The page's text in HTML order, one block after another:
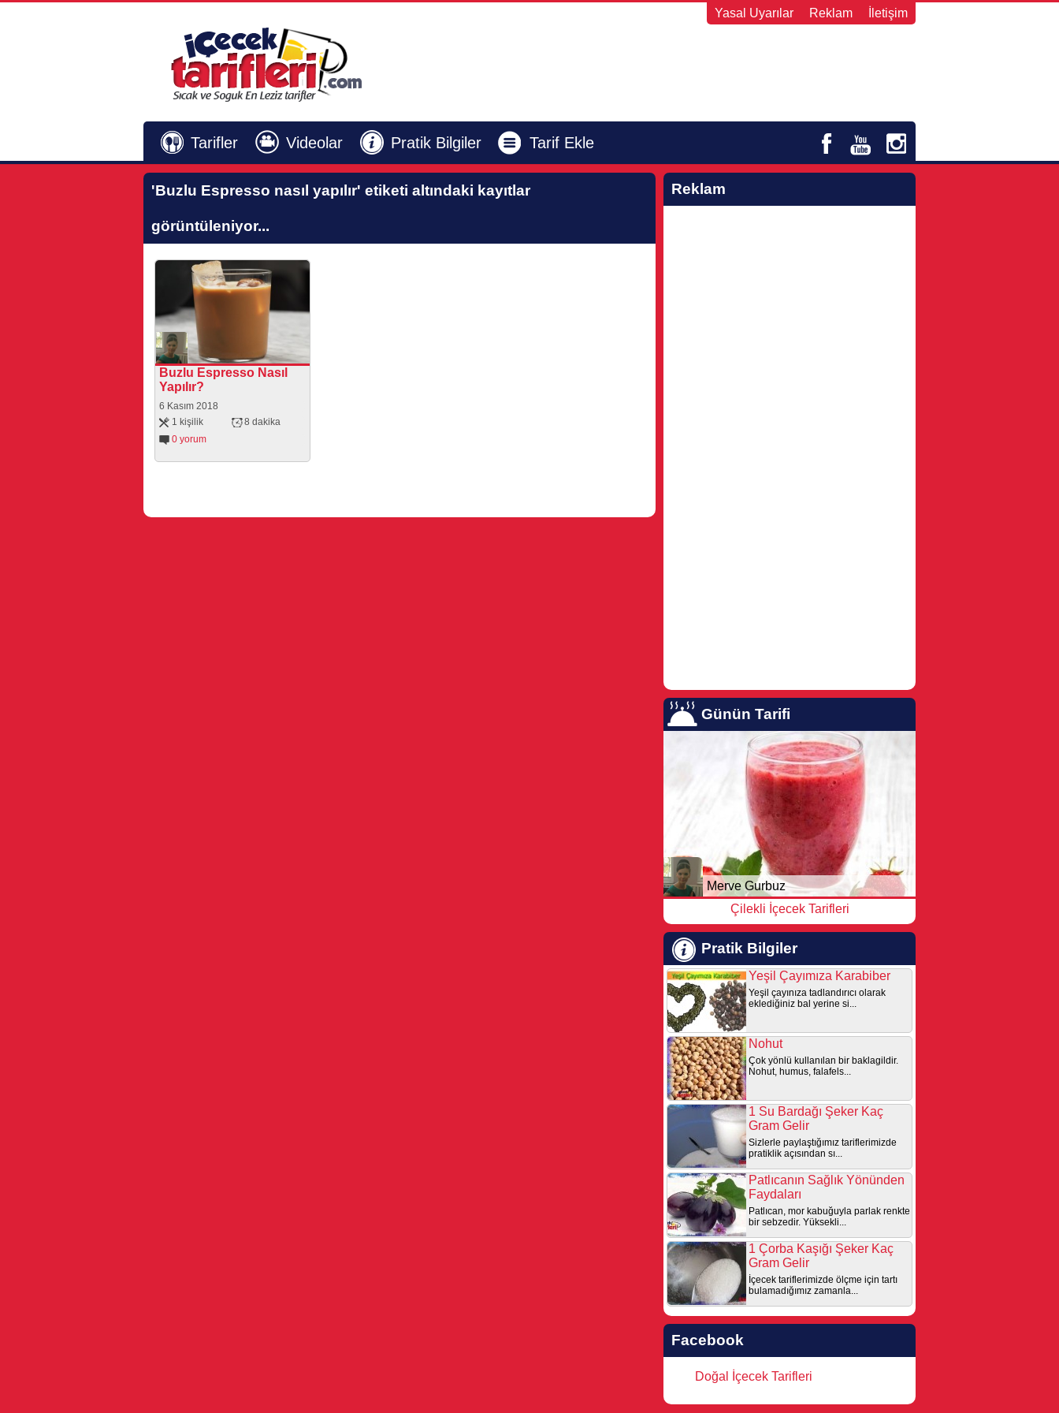
Yasal Uyarılar Reklam İletişim
Tarifler Videolar Pratik Bilgiler Tarif Ekle
'Buzlu Espresso nasıl yapılır' etiketi altındaki kayıtlar
görüntüleniyor...
Buzlu Espresso Nasıl
Yapılır?
6 Kasım 2018
1 kişilik
8 dakika
0 yorum
Reklam
Günün Tarifi
Merve Gurbuz
Çilekli İçecek Tarifleri
Pratik Bilgiler
Yeşil Çayımıza Karabiber
Yeşil çayınıza tadlandırıcı olarak
eklediğiniz bal yerine si...
Nohut
Çok yönlü kullanılan bir baklagildir.
Nohut, humus, falafels...
1 Su Bardağı Şeker Kaç
Gram Gelir
Sizlerle paylaştığımız tariflerimizde
pratiklik açısından sı...
Patlıcanın Sağlık Yönünden
Faydaları
Patlıcan, mor kabuğuyla parlak renkte
bir sebzedir. Yüksekli...
1 Çorba Kaşığı Şeker Kaç
Gram Gelir
İçecek tariflerimizde ölçme için tartı
bulamadığımız zamanla...
Facebook
Doğal İçecek Tarifleri